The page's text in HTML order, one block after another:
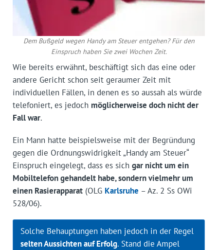
Dem Bußgeld wegen Handy am Steuer entgehen? Für den
Einspruch haben Sie zwei Wochen Zeit.
Wie bereits erwähnt, beschäftigt sich das eine oder
andere Gericht schon seit geraumer Zeit mit
individuellen Fällen, in denen es so aussah als würde
telefoniert, es jedoch möglicherweise doch nicht der
Fall war.
Ein Mann hatte beispielsweise mit der Begründung
gegen die Ordnungs­widrigkeit „Handy am Steuer“
Einspruch eingelegt, dass es sich gar nicht um ein
Mobiltelefon gehandelt habe, sondern vielmehr um
einen Rasierapparat(OLG Karlsruhe – Az. 2 Ss OWi
528/06).
Solche Behauptungen haben jedoch in der Regel
selten Aussichten auf Erfolg. Stand die Ampel